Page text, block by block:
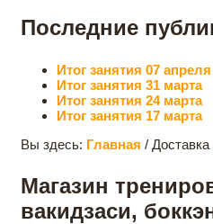
Последние
Итог занятия 07 апреля
Итог занятия 31 марта
Итог занятия 24 марта
Итог занятия 17 марта
Вы здесь: Главная / Доставка
Магазин
вакидзаси,